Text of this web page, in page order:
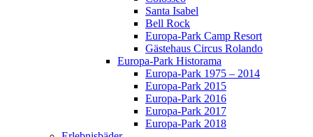
Santa Isabel
Bell Rock
Europa-Park Camp Resort
Gästehaus Circus Rolando
Europa-Park Historama
Europa-Park 1975 – 2014
Europa-Park 2015
Europa-Park 2016
Europa-Park 2017
Europa-Park 2018